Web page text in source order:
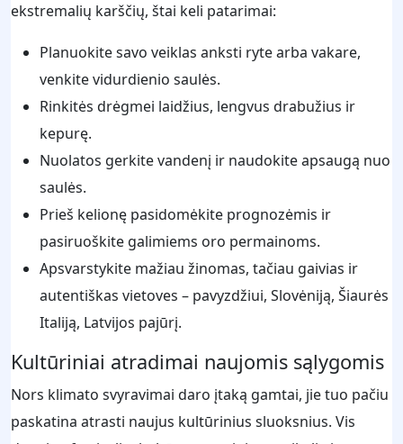
ekstremalių karščių, štai keli patarimai:
Planuokite savo veiklas anksti ryte arba vakare,
venkite vidurdienio saulės.
Rinkitės drėgmei laidžius, lengvus drabužius ir
kepurę.
Nuolatos gerkite vandenį ir naudokite apsaugą nuo
saulės.
Prieš kelionę pasidomėkite prognozėmis ir
pasiruoškite galimiems oro permainoms.
Apsvarstykite mažiau žinomas, tačiau gaivias ir
autentiškas vietoves – pavyzdžiui, Slovėniją, Šiaurės
Italiją, Latvijos pajūrį.
Kultūriniai atradimai naujomis sąlygomis
Nors klimato svyravimai daro įtaką gamtai, jie tuo pačiu
paskatina atrasti naujus kultūrinius sluoksnius. Vis